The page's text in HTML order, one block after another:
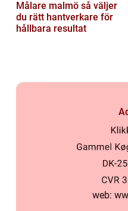
Målare malmö så väljer
du rätt hantverkare för
hållbara resultat
web: